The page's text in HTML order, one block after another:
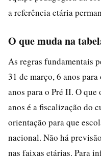
a referência etária
O que muda na
As regras fundamentais
31 de março, 6 anos para
anos para o Pré II. O
anos é a fiscalização do
orientação para que
nacional. Não há
nas faixas etárias. Para